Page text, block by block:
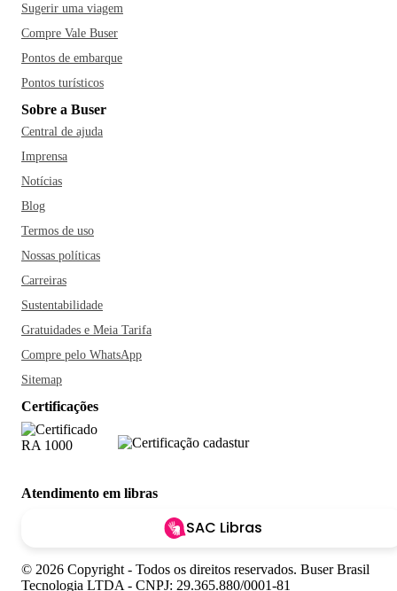
Sugerir uma viagem
Compre Vale Buser
Pontos de embarque
Pontos turísticos
Sobre a Buser
Central de ajuda
Imprensa
Notícias
Blog
Termos de uso
Nossas políticas
Carreiras
Sustentabilidade
Gratuidades e Meia Tarifa
Compre pelo WhatsApp
Sitemap
Certificações
Atendimento em libras
SAC Libras
© 2026 Copyright - Todos os direitos reservados. Buser Brasil
Tecnologia LTDA - CNPJ: 29.365.880/0001-81